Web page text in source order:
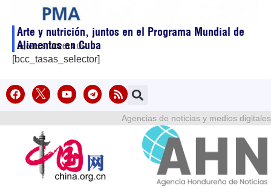
Arte y nutrición, juntos en el Programa Mundial de
Alimentos en Cuba
agosto 8, 202614:05
[bcc_tasas_selector]
Agencias de noticias y medios digitales